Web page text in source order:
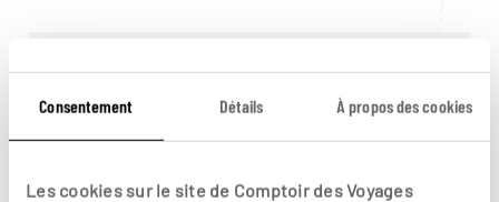
Consentement Détails À propos des cookies
Les cookies sur le site de Comptoir des Voyages